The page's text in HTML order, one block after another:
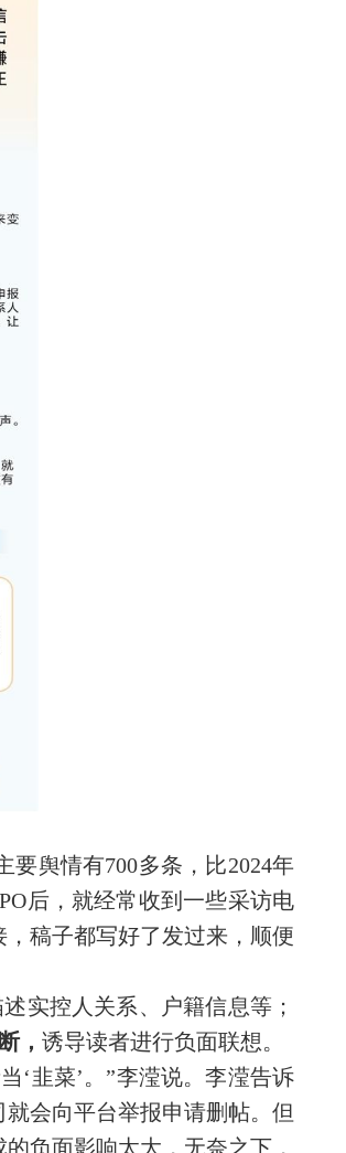
要舆情有700多条，比2024年
后，就经常收到一些采访电
稿子都写好了发过来，顺便
实控人关系、户籍信息等；
， 诱导读者进行负面联想。
‘韭菜’。”李滢说。李滢告诉
会向平台举报申请删帖。但
负面影响太大，无奈之下，